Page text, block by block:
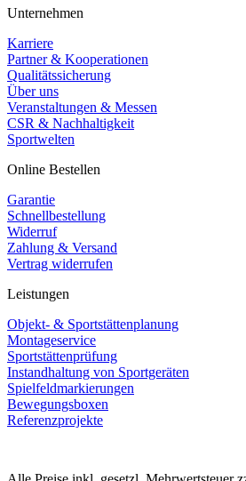
Unternehmen
Karriere
Partner & Kooperationen
Qualitätssicherung
Über uns
Veranstaltungen & Messen
CSR & Nachhaltigkeit
Sportwelten
Online Bestellen
Garantie
Schnellbestellung
Widerruf
Zahlung & Versand
Vertrag widerrufen
Leistungen
Objekt- & Sportstättenplanung
Montageservice
Sportstättenprüfung
Instandhaltung von Sportgeräten
Spielfeldmarkierungen
Bewegungsboxen
Referenzprojekte